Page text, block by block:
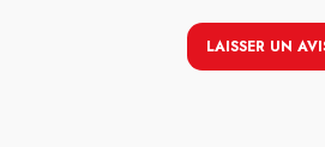
LAISSER UN